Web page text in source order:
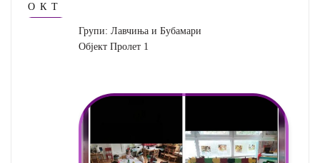
ОКТ
Групи: Лавчиња и Бубамари
Објект Пролет 1